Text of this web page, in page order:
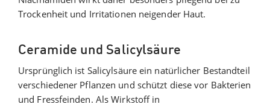
Trockenheit und Irritationen neigender Haut.
Ceramide und Salicylsäure
Ursprünglich ist Salicylsäure ein natürlicher Bestandteil
verschiedener Pflanzen und schützt diese vor Bakterien
und Fressfeinden. Als Wirkstoff in